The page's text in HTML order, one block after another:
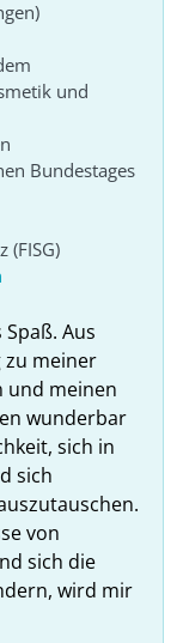
und
Bundestages
(FISG)
Aus
zu meiner
und meinen
wunderbar
sich in
sich
von
sich die
wird mir